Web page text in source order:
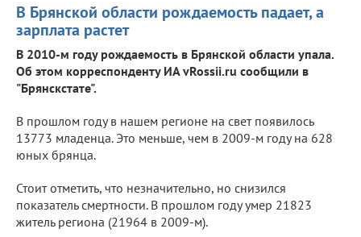
В Брянской области рождаемость падает, а
зарплата растет
В 2010-м году рождаемость в Брянской области упала.
Об этом корреспонденту ИА vRossii.ru сообщили в
"Брянскстате".
В прошлом году в нашем регионе на свет появилось
13773 младенца. Это меньше, чем в 2009-м году на 628
юных брянца.
Стоит отметить, что незначительно, но снизился
показатель смертности. В прошлом году умер 21823
житель региона (21964 в 2009-м).